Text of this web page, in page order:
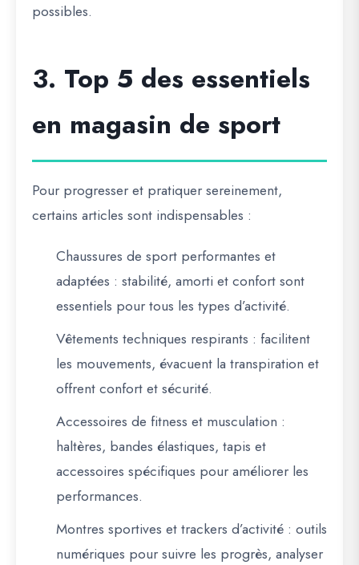
possibles.
3. Top 5 des essentiels
en magasin de sport
Pour progresser et pratiquer sereinement,
certains articles sont indispensables :
Chaussures de sport performantes et
adaptées : stabilité, amorti et confort sont
essentiels pour tous les types d’activité.
Vêtements techniques respirants : facilitent
les mouvements, évacuent la transpiration et
offrent confort et sécurité.
Accessoires de fitness et musculation :
haltères, bandes élastiques, tapis et
accessoires spécifiques pour améliorer les
performances.
Montres sportives et trackers d’activité : outils
numériques pour suivre les progrès, analyser